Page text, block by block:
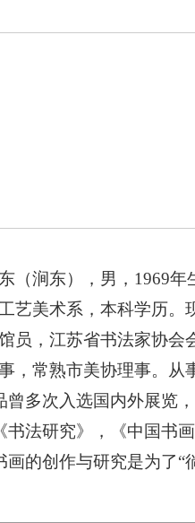
（涧东），男，1969年
艺美术系，本科学历。
员，江苏省书法家协会
，常熟市美协理事。从
曾多次入选国内外展览
书法研究》，《中国书
的创作与研究是为了“